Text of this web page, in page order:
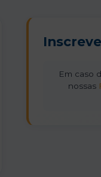
Em caso
nossas